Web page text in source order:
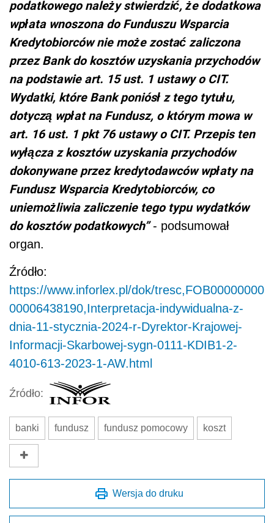
podatkowego należy stwierdzić, że dodatkowa
wpłata wnoszona do Funduszu Wsparcia
Kredytobiorców nie może zostać zaliczona
przez Bank do kosztów uzyskania przychodów
na podstawie art. 15 ust. 1 ustawy o CIT.
Wydatki, które Bank poniósł z tego tytułu,
dotyczą wpłat na Fundusz, o którym mowa w
art. 16 ust. 1 pkt 76 ustawy o CIT. Przepis ten
wyłącza z kosztów uzyskania przychodów
dokonywane przez kredytodawców wpłaty na
Fundusz Wsparcia Kredytobiorców, co
uniemożliwia zaliczenie tego typu wydatków
do kosztów podatkowych”- podsumował
organ.
Źródło:
https://www.inforlex.pl/dok/tresc,FOB00000000
00006438190,Interpretacja-indywidualna-z-
dnia-11-stycznia-2024-r-Dyrektor-Krajowej-
Informacji-Skarbowej-sygn-0111-KDIB1-2-
4010-613-2023-1-AW.html
Źródło:
banki fundusz fundusz pomocowy koszt
Wersja do druku